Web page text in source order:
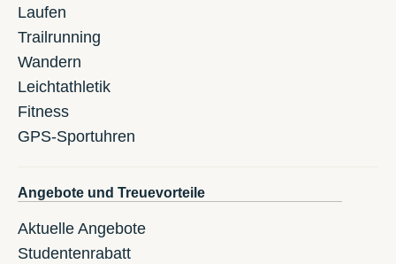
Laufen
Trailrunning
Wandern
Leichtathletik
Fitness
GPS-Sportuhren
Angebote und Treuevorteile
Aktuelle Angebote
Studentenrabatt